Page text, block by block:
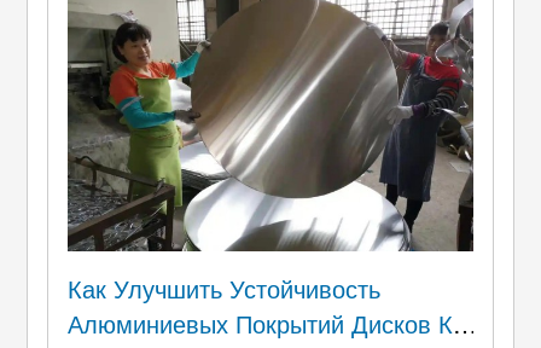
круглые диски являются одними из
наиболее широко используемых. ...
Как Улучшить Устойчивость
Алюминиевых Покрытий Дисков К